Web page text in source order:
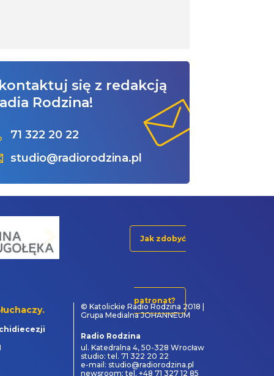
się z redakcją
Rodzina!
71 322 20 22
studio@radiorodzina.pl
Jak zdobyć
patronat?
© Katolickie Radio Rodzina 2018 |
Grupa Medialna JOHANNEUM
Radio Rodzina
ul. Katedralna 4, 50-328 Wrocław
studio: tel. 71 322 20 22
e-mail: studio@radiorodzina.pl
newsroom: tel. +48 71 327 12 85